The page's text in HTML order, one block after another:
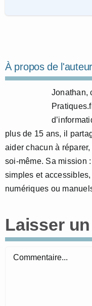
À propos de
Jonathan,
plus de 15 ans, il
aider chacun à
soi-même. Sa mission
simples et
numériques ou
Laisser
Commentaire